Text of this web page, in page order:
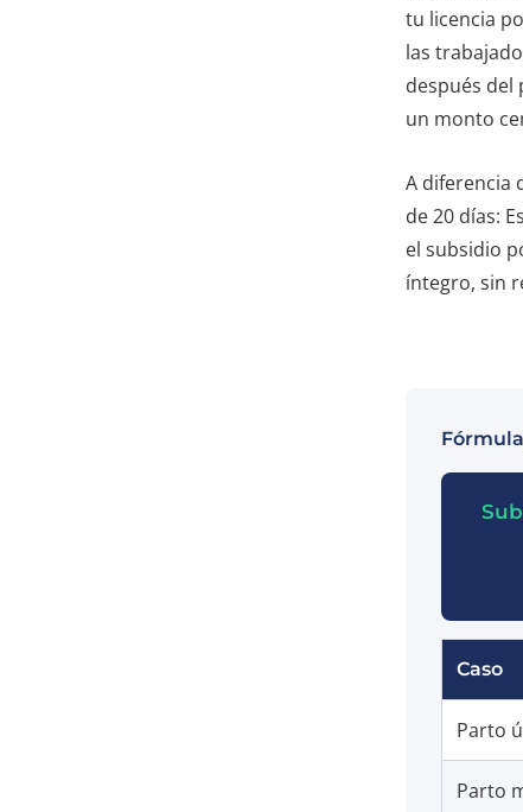
tu licencia
las
después del
un monto
A diferencia
de 20 días:
el subsidio
íntegro, sin
Caso
Parto
Parto